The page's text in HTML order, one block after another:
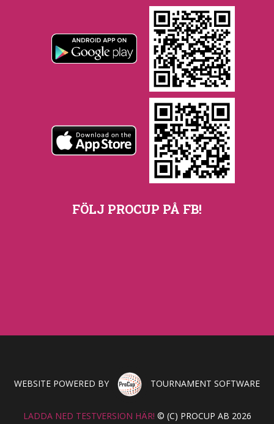
FÖLJ PROCUP PÅ FB!
WEBSITE POWERED BY TOURNAMENT SOFTWARE
LADDA NED TESTVERSION HÄR! © (C) PROCUP AB 2026